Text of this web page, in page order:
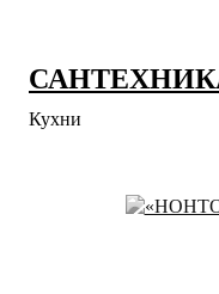
Кухни